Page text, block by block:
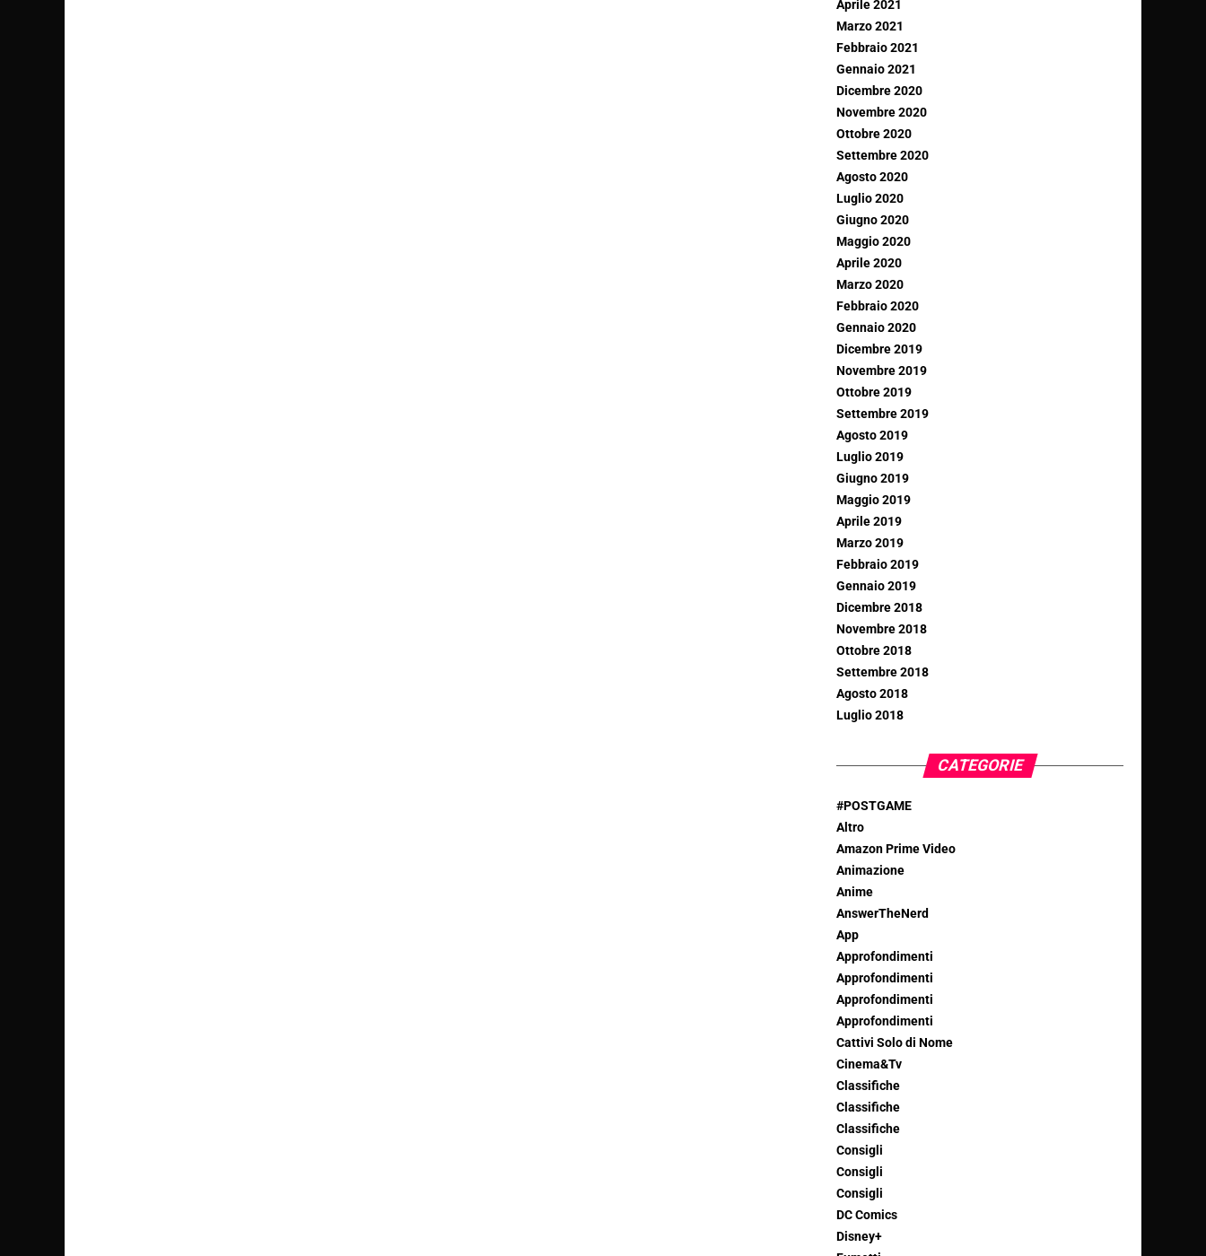
Aprile 2021
Marzo 2021
Febbraio 2021
Gennaio 2021
Dicembre 2020
Novembre 2020
Ottobre 2020
Settembre 2020
Agosto 2020
Luglio 2020
Giugno 2020
Maggio 2020
Aprile 2020
Marzo 2020
Febbraio 2020
Gennaio 2020
Dicembre 2019
Novembre 2019
Ottobre 2019
Settembre 2019
Agosto 2019
Luglio 2019
Giugno 2019
Maggio 2019
Aprile 2019
Marzo 2019
Febbraio 2019
Gennaio 2019
Dicembre 2018
Novembre 2018
Ottobre 2018
Settembre 2018
Agosto 2018
Luglio 2018
CATEGORIE
#POSTGAME
Altro
Amazon Prime Video
Animazione
Anime
AnswerTheNerd
App
Approfondimenti
Approfondimenti
Approfondimenti
Approfondimenti
Cattivi Solo di Nome
Cinema&Tv
Classifiche
Classifiche
Classifiche
Consigli
Consigli
Consigli
DC Comics
Disney+